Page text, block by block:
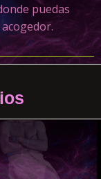
puedas